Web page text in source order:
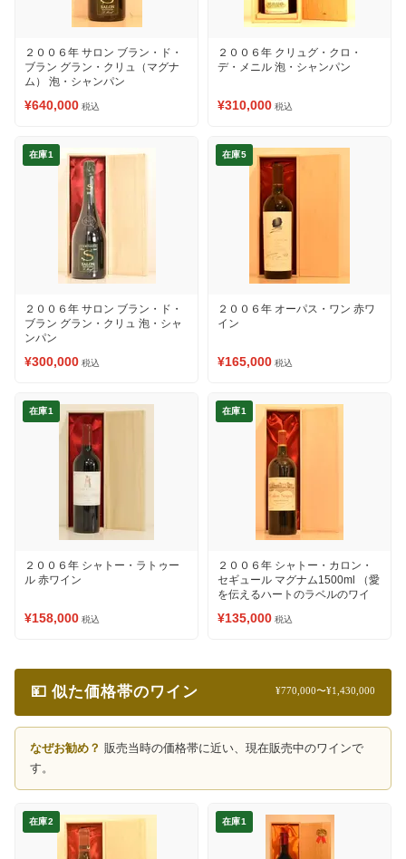
２００６年 サロン ブラン・ド・
ブラン グラン・クリュ（マグナ
ム） 泡・シャンパン
¥640,000 税込
２００６年 クリュグ・クロ・
デ・メニル 泡・シャンパン
¥310,000 税込
在庫1
２００６年 サロン ブラン・ド・
ブラン グラン・クリュ 泡・シャ
ンパン
¥300,000 税込
在庫5
２００６年 オーパス・ワン 赤ワ
イン
¥165,000 税込
在庫1
２００６年 シャトー・ラトゥー
ル 赤ワイン
¥158,000 税込
在庫1
２００６年 シャトー・カロン・
セギュール マグナム1500ml （愛
を伝えるハートのラベルのワイ
¥135,000 税込
💴 似た価格帯のワイン ¥770,000〜¥1,430,000
なぜお勧め？ 販売当時の価格帯に近い、現在販売中のワインで
す。
在庫2 在庫1